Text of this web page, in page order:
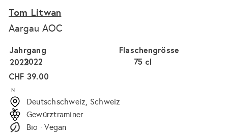
Tom Litwan
Aargau AOC
Flaschengrösse
75 cl
Jahrgang
2022
2023
Normaler
Preis
CHF 39.00
N
Deutschschweiz, Schweiz
Gewürztraminer
Bio · Vegan